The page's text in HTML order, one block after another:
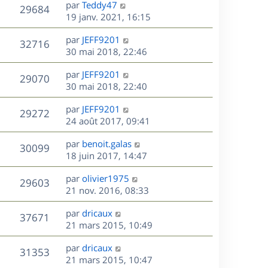
n
i
e
r
m
e
s
s
a
g
e
29684V
u
e
s
D
e
r
n
i
e
r
m
e
s
s
a
g
e
par Teddy47
19 janv. 2021, 16:15
32716V
u
s
D
e
r
n
i
e
r
m
e
s
s
a
g
e
par JEFF9201
30 mai 2018, 22:46
29070V
u
e
s
D
e
r
n
i
e
r
m
e
s
s
a
g
e
par JEFF9201
30 mai 2018, 22:40
29272V
u
s
D
e
r
n
i
e
r
m
e
s
s
a
g
e
par JEFF9201
24 août 2017, 09:41
30099V
u
e
D
e
r
n
i
e
r
m
e
s
s
par benoit.galas
18 juin 2017, 14:47
29603V
u
s
D
e
r
n
i
e
r
m
par olivier1975
21 nov. 2016, 08:33
37671
u
e
D
e
r
n
i
par dricaux
21 mars 2015, 10:49
31353V
D
e
par dricaux
21 mars 2015, 10:47